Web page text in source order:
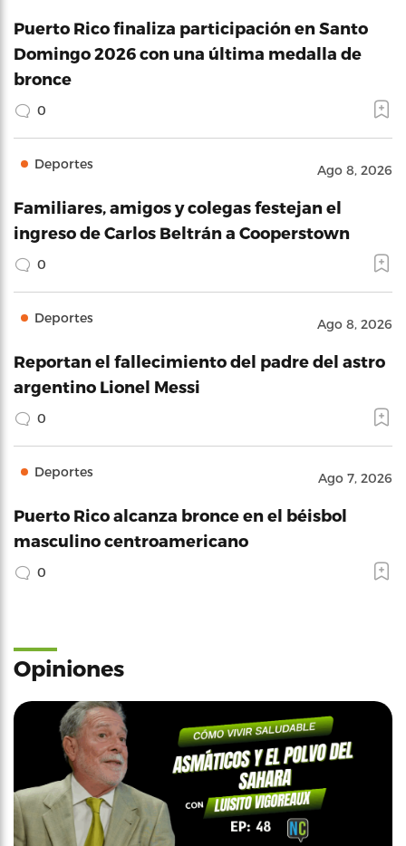
Puerto Rico finaliza participación en Santo
Domingo 2026 con una última medalla de
bronce
0
Deportes Ago 8, 2026
Familiares, amigos y colegas festejan el
ingreso de Carlos Beltrán a Cooperstown
0
Deportes Ago 8, 2026
Reportan el fallecimiento del padre del astro
argentino Lionel Messi
0
Deportes Ago 7, 2026
Puerto Rico alcanza bronce en el béisbol
masculino centroamericano
0
Opiniones